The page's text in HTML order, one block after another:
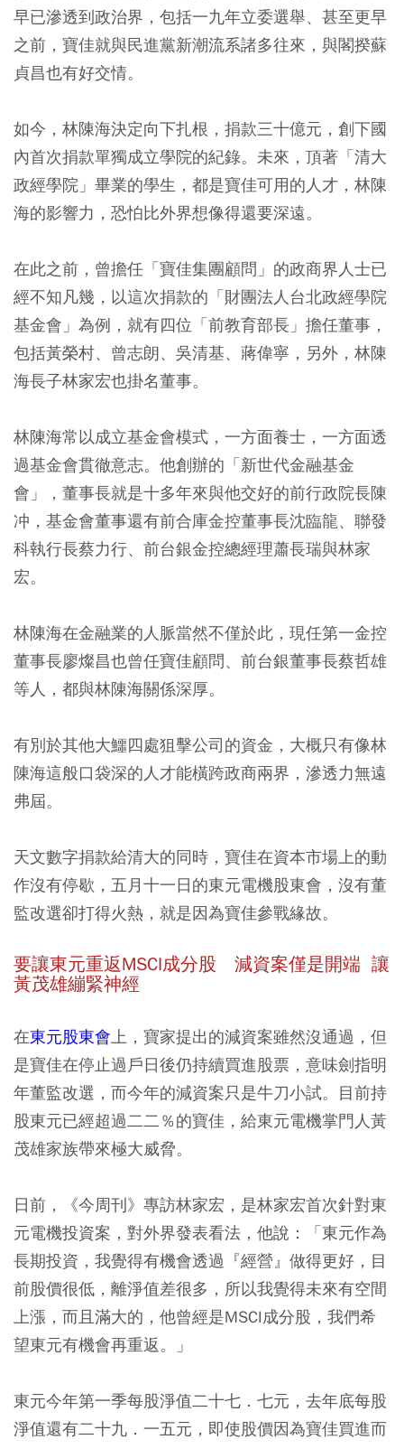
早已滲透到政治界，包括一九年立委選舉、甚至更早
之前，寶佳就與民進黨新潮流系諸多往來，與閣揆蘇
貞昌也有好交情。
如今，林陳海決定向下扎根，捐款三十億元，創下國
內首次捐款單獨成立學院的紀錄。未來，頂著「清大
政經學院」畢業的學生，都是寶佳可用的人才，林陳
海的影響力，恐怕比外界想像得還要深遠。
在此之前，曾擔任「寶佳集團顧問」的政商界人士已
經不知凡幾，以這次捐款的「財團法人台北政經學院
基金會」為例，就有四位「前教育部長」擔任董事，
包括黃榮村、曾志朗、吳清基、蔣偉寧，另外，林陳
海長子林家宏也掛名董事。
林陳海常以成立基金會模式，一方面養士，一方面透
過基金會貫徹意志。他創辦的「新世代金融基金
會」，董事長就是十多年來與他交好的前行政院長陳
冲，基金會董事還有前合庫金控董事長沈臨龍、聯發
科執行長蔡力行、前台銀金控總經理蕭長瑞與林家
宏。
林陳海在金融業的人脈當然不僅於此，現任第一金控
董事長廖燦昌也曾任寶佳顧問、前台銀董事長蔡哲雄
等人，都與林陳海關係深厚。
有別於其他大鱷四處狙擊公司的資金，大概只有像林
陳海這般口袋深的人才能橫跨政商兩界，滲透力無遠
弗屆。
天文數字捐款給清大的同時，寶佳在資本市場上的動
作沒有停歇，五月十一日的東元電機股東會，沒有董
監改選卻打得火熱，就是因為寶佳參戰緣故。
要讓東元重返MSCI成分股 減資案僅是開端 讓
黃茂雄繃緊神經
在東元股東會上，寶家提出的減資案雖然沒通過，但
是寶佳在停止過戶日後仍持續買進股票，意味劍指明
年董監改選，而今年的減資案只是牛刀小試。目前持
股東元已經超過二二％的寶佳，給東元電機掌門人黃
茂雄家族帶來極大威脅。
日前，《今周刊》專訪林家宏，是林家宏首次針對東
元電機投資案，對外界發表看法，他說：「東元作為
長期投資，我覺得有機會透過『經營』做得更好，目
前股價很低，離淨值差很多，所以我覺得未來有空間
上漲，而且滿大的，他曾經是MSCI成分股，我們希
望東元有機會再重返。」
東元今年第一季每股淨值二十七．七元，去年底每股
淨值還有二十九．一五元，即使股價因為寶佳買進而